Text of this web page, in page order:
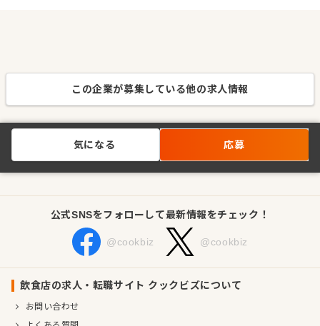
この企業が募集している他の求人情報
気になる 応募
公式SNSをフォローして最新情報をチェック！
@cookbiz @cookbiz
飲食店の求人・転職サイト クックビズについて
お問い合わせ